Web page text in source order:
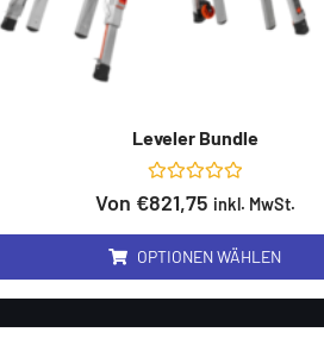
Leveler Bundle
Bewertet
mit
5
Von €821,75 inkl. MwSt.
OPTIONEN WÄHLEN